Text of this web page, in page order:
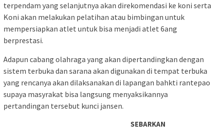
terpendam yang selanjutnya akan direkomendasi ke koni serta
Koni akan melakukan pelatihan atau bimbingan untuk
mempersiapkan atlet untuk bisa menjadi atlet 6ang
berprestasi.
Adapun cabang olahraga yang akan dipertandingkan dengan
sistem terbuka dan sarana akan digunakan di tempat terbuka
yang rencanya akan dilaksanakan di lapangan bahkti rantepao
supaya masyrakat bisa langsung menyaksikannya
pertandingan tersebut kunci jansen.
SEBARKAN